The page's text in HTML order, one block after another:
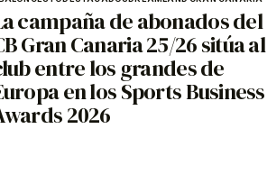
campaña de abonados del
Gran Canaria 25/26 sitúa al
entre los grandes de
en los Sports Business
2026